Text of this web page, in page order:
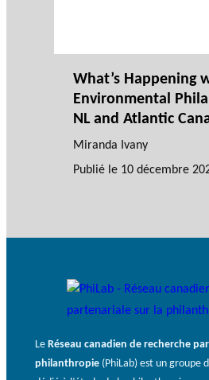
What’s Happening
Environmental
NL and Atlantic
Miranda Ivany
Publié le 10 décembre
Le Réseau canadien de recherche
philanthropie (PhiLab) est un groupe